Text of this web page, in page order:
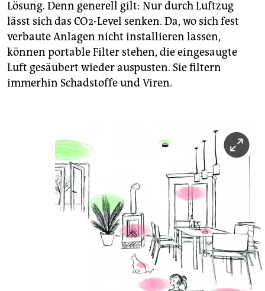
Lösung. Denn generell gilt: Nur durch Luftzug
lässt sich das CO2-Level senken. Da, wo sich fest
verbaute Anlagen nicht installieren lassen,
können portable Filter stehen, die eingesaugte
Luft gesäubert wieder auspusten. Sie filtern
immerhin Schadstoffe und Viren.